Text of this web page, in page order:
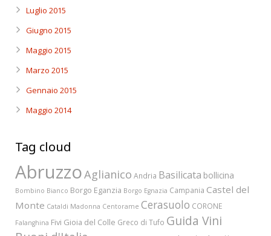
Luglio 2015
Giugno 2015
Maggio 2015
Marzo 2015
Gennaio 2015
Maggio 2014
Tag cloud
AbruzzoAglianico Andria Basilicata bollicina
Bombino Bianco Borgo Eganzia Borgo Egnazia Campania Castel del
Monte Cataldi Madonna Centorame Cerasuolo CORONE
Falanghina Fivi Gioia del Colle Greco di Tufo Guida Vini